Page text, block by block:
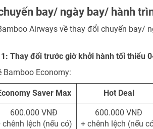
bay/ ngày bay/ hành
Airways về thay đổi chuyến
Thay đổi trước giờ khởi hành tối thiểu
Bamboo Economy:
Saver Max Hot Deal
600.000 VNĐ
chênh lệch (nếu có)
600.000 VNĐ
+ chênh lệch (nếu